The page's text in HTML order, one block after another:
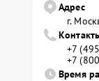
Адрес
г.
+7
+7
Время